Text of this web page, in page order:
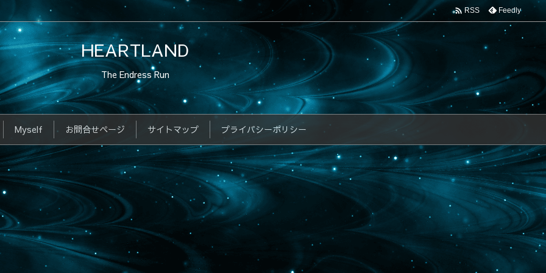
HEARTLAND
The Endress Run
Myself お問合せページ サイトマップ プライバシーポリシー
 RSS Feedly